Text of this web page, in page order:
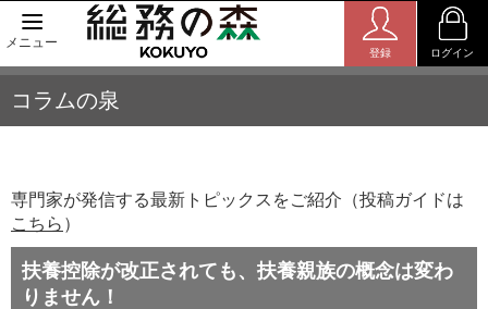
メニュー
登録 ログイン
コラムの泉
専門家が発信する最新トピックスをご紹介（投稿ガイドは
こちら ）
扶養控除が改正されても、扶養親族の概念は変わ
りません！